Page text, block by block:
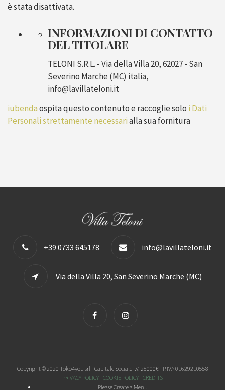
è stata disattivata.
INFORMAZIONI DI CONTATTO
DEL TITOLARE
TELONI S.R.L. - Via della Villa 20, 62027 - San
Severino Marche (MC) italia,
info@lavillateloni.it
iubendaospita questo contenuto e raccoglie solo i Dati
Personali strettamente necessarialla sua fornitura
+39 0733 645178 info@lavillateloni.it
Via della Villa 20, San Severino Marche (MC)
Copyright © 2020 Toko4you srl - Capitale Sociale I.V. 25000€ - P.IVA 01629210558
PRIVACY POLICY- COOKIE POLICY- CREDITS
Please Create a Menu